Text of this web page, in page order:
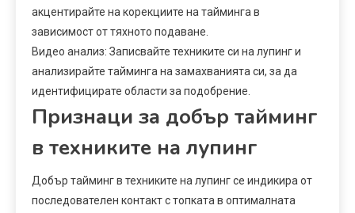
акцентирайте на корекциите на тайминга в
зависимост от тяхното подаване.
Видео анализ: Записвайте техниките си на лупинг и
анализирайте тайминга на замахванията си, за да
идентифицирате области за подобрение.
Признаци за добър тайминг
в техниките на лупинг
Добър тайминг в техниките на лупинг се индикира от
последователен контакт с топката в оптималната